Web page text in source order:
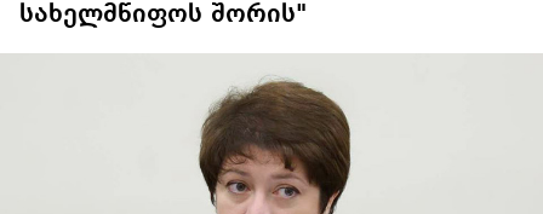
სახელმწიფოს შორის"